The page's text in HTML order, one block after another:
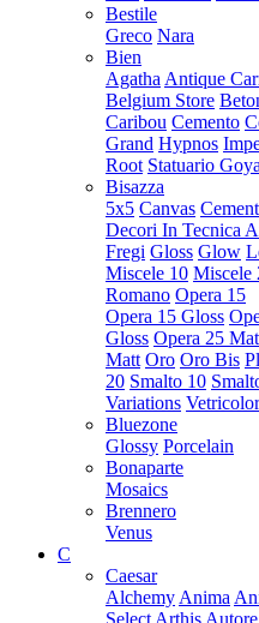
Bestile
Greco Nara
Bien
Agatha Antique
Belgium Store
Caribou Cemento
Grand Hypnos
Root Statuario Goya
Bisazza
5x5 Canvas
Decori In Tecnica
Fregi Gloss Glow
Miscele 10 Miscele
Romano Opera 15
Opera 15 Gloss
Gloss Opera 25
Matt Oro Oro Bis
20 Smalto 10
Variations
Bluezone
Glossy Porcelain
Bonaparte
Mosaics
Brennero
Venus
C
Caesar
Alchemy Anima